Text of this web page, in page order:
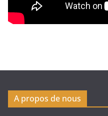
A propos de nous